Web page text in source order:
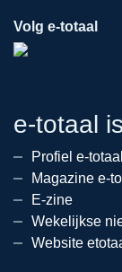
Volg e-totaal
e-totaal
Profiel e-totaal
Magazine e-
E-zine
Wekelijkse
Website